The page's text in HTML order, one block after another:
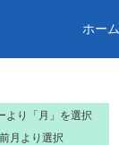
ホーム
より「月」を選択
月より選択